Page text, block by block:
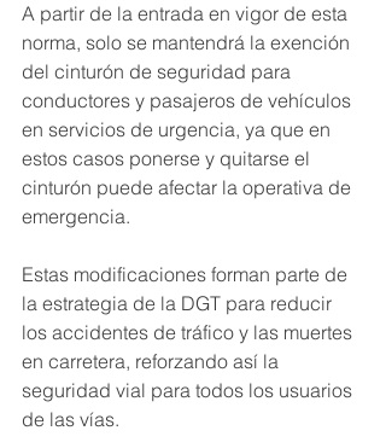
A partir de la entrada en vigor de esta
norma, solo se mantendrá la exención
del cinturón de seguridad para
conductores y pasajeros de vehículos
en servicios de urgencia, ya que en
estos casos ponerse y quitarse el
cinturón puede afectar la operativa de
emergencia.
Estas modificaciones forman parte de
la estrategia de la DGT para reducir
los accidentes de tráfico y las muertes
en carretera, reforzando así la
seguridad vial para todos los usuarios
de las vías.